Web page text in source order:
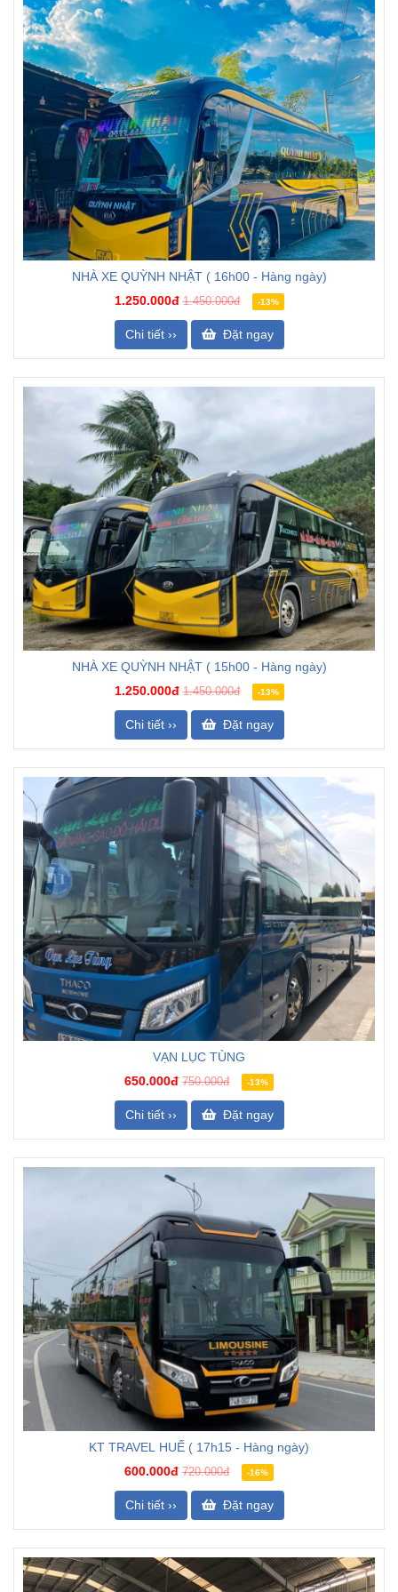
NHÀ XE QUỲNH NHẬT ( 16h00 - Hàng ngày)
1.250.000đ 1.450.000đ -13%
Chi tiết ›› Đặt ngay
NHÀ XE QUỲNH NHẬT ( 15h00 - Hàng ngày)
1.250.000đ 1.450.000đ -13%
Chi tiết ›› Đặt ngay
VẠN LỤC TÙNG
650.000đ 750.000đ -13%
Chi tiết ›› Đặt ngay
KT TRAVEL HUẾ ( 17h15 - Hàng ngày)
600.000đ 720.000đ -16%
Chi tiết ›› Đặt ngay